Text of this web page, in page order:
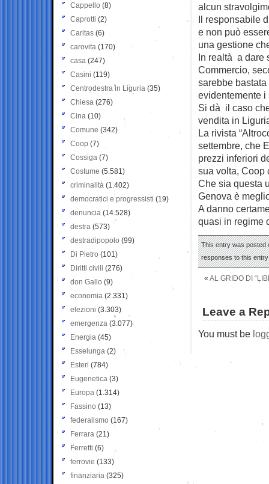
alcun
Il responsabile
e non può
una gestione
In realtà a dare
Commercio,
sarebbe
evidentemente
Si dà il caso
vendita in
La rivista
settembre, che
prezzi inferiori
sua volta, Coop
Che sia questa
Genova è
A danno
quasi in regime
This entry was posted
responses to this
« AL GRIDO DI
Leave a
You must be
Cappello (8)
Caprotti (2)
Caritas (6)
carovita (170)
casa (247)
Casini (119)
Centrodestra in Liguria (35)
Chiesa (276)
Cina (10)
Comune (342)
Coop (7)
Cossiga (7)
Costume (5.581)
criminalità (1.402)
democratici e progressisti (19)
denuncia (14.528)
destra (573)
destradipopolo (99)
Di Pietro (101)
Diritti civili (276)
don Gallo (9)
economia (2.331)
elezioni (3.303)
emergenza (3.077)
Energia (45)
Esselunga (2)
Esteri (784)
Eugenetica (3)
Europa (1.314)
Fassino (13)
federalismo (167)
Ferrara (21)
Ferretti (6)
ferrovie (133)
finanziaria (325)